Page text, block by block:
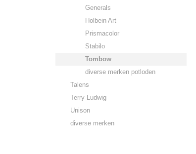
Generals
Holbein Art
Prismacolor
Stabilo
Tombow
diverse merken potloden
Talens
Terry Ludwig
Unison
diverse merken